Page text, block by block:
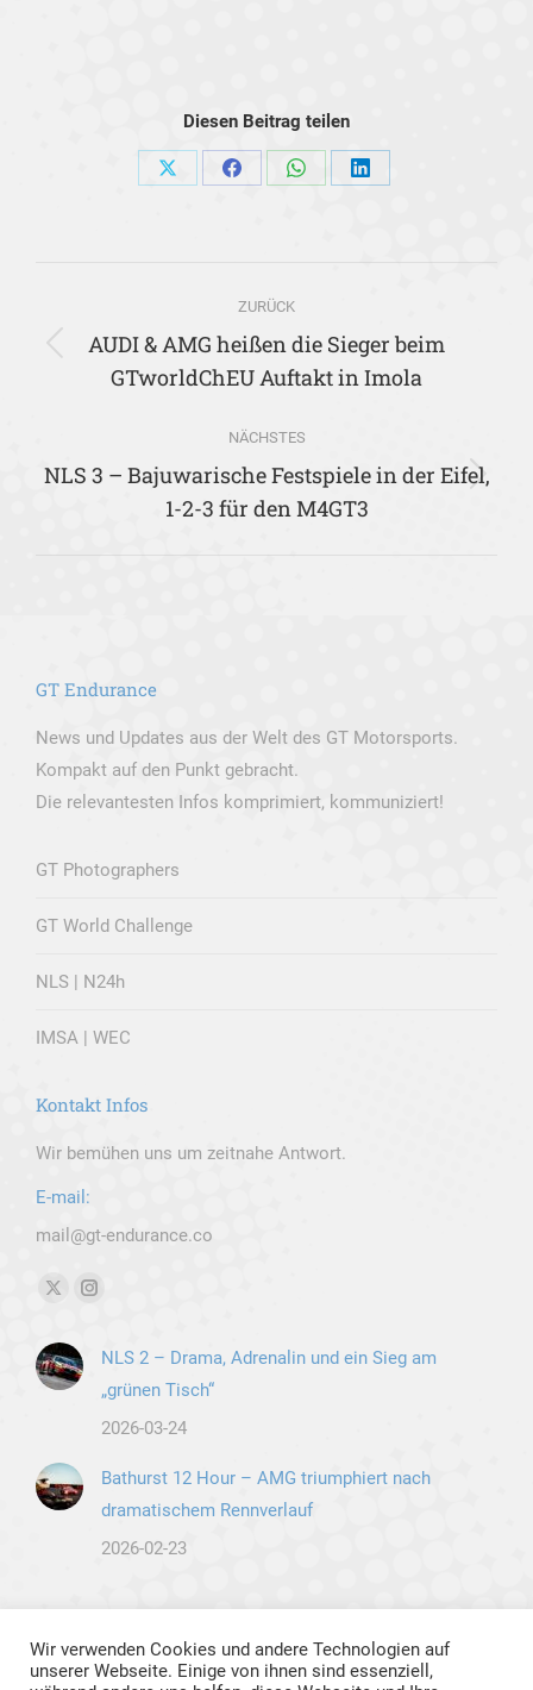
Diesen Beitrag teilen
Share
Share
Share
Share
Kommentarnavigation
ZURÜCK
Vorheriger
Beitrag:
AUDI & AMG heißen die Sieger beim
GTworldChEU Auftakt in Imola
NÄCHSTES
Nächster
Beitrag:
NLS 3 – Bajuwarische Festspiele in der Eifel,
1-2-3 für den M4GT3
GT Endurance
News und Updates aus der Welt des GT Motorsports.
Kompakt auf den Punkt gebracht.
Die relevantesten Infos komprimiert, kommuniziert!
GT Photographers
GT World Challenge
NLS | N24h
IMSA | WEC
Kontakt Infos
Wir bemühen uns um zeitnahe Antwort.
E-mail:
mail@gt-endurance.co
Finden Sie uns auf:
X
opens
in
Instagram
opens
in
new
NLS 2 – Drama, Adrenalin und ein Sieg am
„grünen Tisch“
2026-03-24
Bathurst 12 Hour – AMG triumphiert nach
dramatischem Rennverlauf
2026-02-23
Wir verwenden Cookies und andere Technologien auf
unserer Webseite. Einige von ihnen sind essenziell,